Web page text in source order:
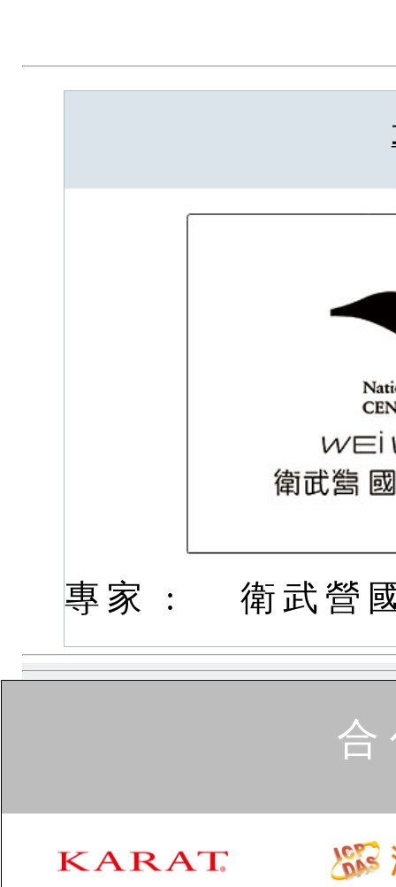
專家 : 衛武營
合